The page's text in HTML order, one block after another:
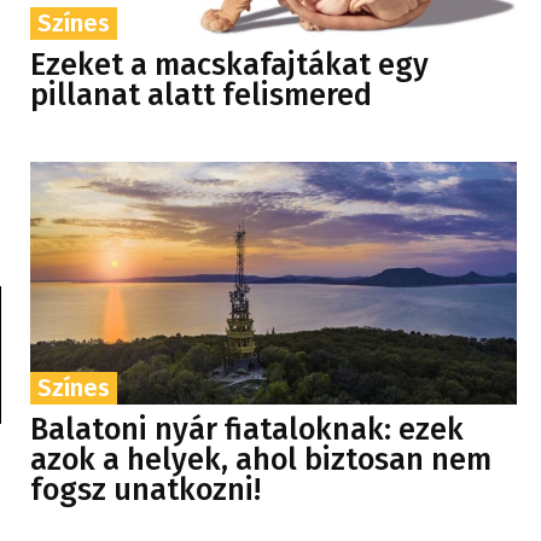
Színes
Ezeket a macskafajtákat egy
pillanat alatt felismered
Színes
Balatoni nyár fiataloknak: ezek
azok a helyek, ahol biztosan nem
fogsz unatkozni!